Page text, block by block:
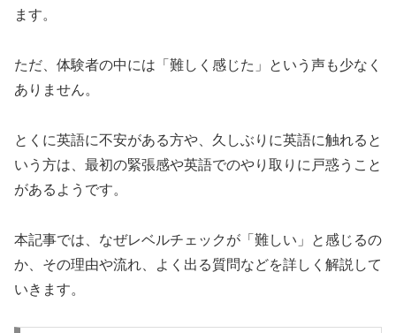
ます。
ただ、体験者の中には「難しく感じた」という声も少なく
ありません。
とくに英語に不安がある方や、久しぶりに英語に触れると
いう方は、最初の緊張感や英語でのやり取りに戸惑うこと
があるようです。
本記事では、なぜレベルチェックが「難しい」と感じるの
か、その理由や流れ、よく出る質問などを詳しく解説して
いきます。